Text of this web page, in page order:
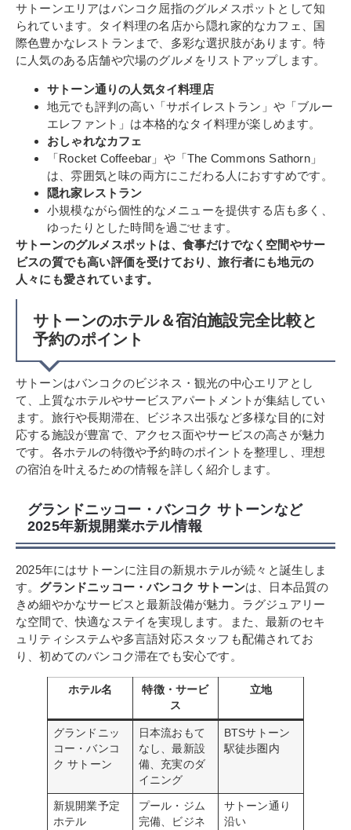
サトーンエリアはバンコク屈指のグルメスポットとして知
られています。タイ料理の名店から隠れ家的なカフェ、国
際色豊かなレストランまで、多彩な選択肢があります。特
に人気のある店舗や穴場のグルメをリストアップします。
サトーン通りの人気タイ料理店
地元でも評判の高い「サボイレストラン」や「ブルー
エレファント」は本格的なタイ料理が楽しめます。
おしゃれなカフェ
「Rocket Coffeebar」や「The Commons Sathorn」
は、雰囲気と味の両方にこだわる人におすすめです。
隠れ家レストラン
小規模ながら個性的なメニューを提供する店も多く、
ゆったりとした時間を過ごせます。
サトーンのグルメスポットは、食事だけでなく空間やサー
ビスの質でも高い評価を受けており、旅行者にも地元の
人々にも愛されています。
サトーンのホテル＆宿泊施設完全比較と
予約のポイント
サトーンはバンコクのビジネス・観光の中心エリアとし
て、上質なホテルやサービスアパートメントが集結してい
ます。旅行や長期滞在、ビジネス出張など多様な目的に対
応する施設が豊富で、アクセス面やサービスの高さが魅力
です。各ホテルの特徴や予約時のポイントを整理し、理想
の宿泊を叶えるための情報を詳しく紹介します。
グランドニッコー・バンコク サトーンなど
2025年新規開業ホテル情報
2025年にはサトーンに注目の新規ホテルが続々と誕生しま
す。 グランドニッコー・バンコク サトーンは、日本品質の
きめ細やかなサービスと最新設備が魅力。ラグジュアリー
な空間で、快適なステイを実現します。また、最新のセキ
ュリティシステムや多言語対応スタッフも配備されてお
り、初めてのバンコク滞在でも安心です。
ホテル名
特徴・サービ
ス
立地
グランドニッ
コー・バンコ
ク サトーン
日本流おもて
なし、最新設
備、充実のダ
イニング
BTSサトーン
駅徒歩圏内
新規開業予定
ホテル
プール・ジム
完備、ビジネ
サトーン通り
沿い